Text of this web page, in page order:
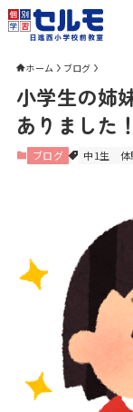
ホーム ブログ
小学生の姉
ありました！
ブログ 中1生 体